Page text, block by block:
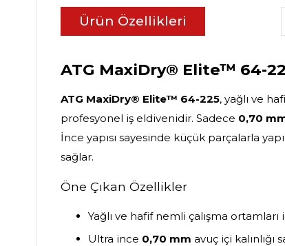
Ürün Özellikleri
ATG MaxiDry® Elite™ 64-
ATG MaxiDry® Elite™ 64-225, yağlı ve
profesyonel iş eldivenidir. Sadece 0,70
İnce yapısı sayesinde küçük parçalarla
sağlar.
Öne Çıkan Özellikler
Yağlı ve hafif nemli çalışma
Ultra ince 0,70 mm avuç içi kalınlığı